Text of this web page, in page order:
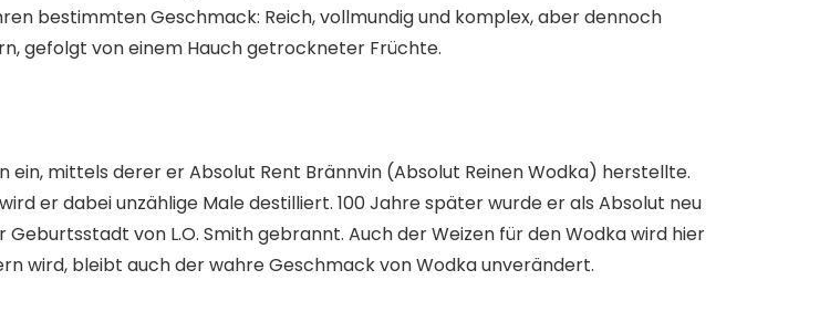
bestimmten Geschmack: Reich, vollmundig und komplex, aber dennoch
gefolgt von einem Hauch getrockneter Früchte.
ein, mittels derer er Absolut Rent Brännvin (Absolut Reinen Wodka) herstellte.
er dabei unzählige Male destilliert. 100 Jahre später wurde er als Absolut neu
von L.O. Smith gebrannt. Auch der Weizen für den Wodka wird hier
wird, bleibt auch der wahre Geschmack von Wodka unverändert.